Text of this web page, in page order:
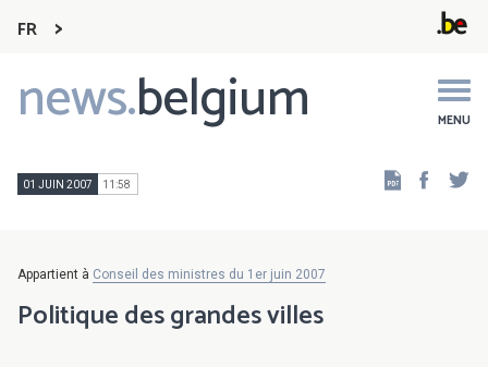
FR
news.belgium MENU
Main
navigation
01 JUIN 2007 11:58
Appartient à Conseil des ministres du 1er juin 2007
Politique des grandes villes